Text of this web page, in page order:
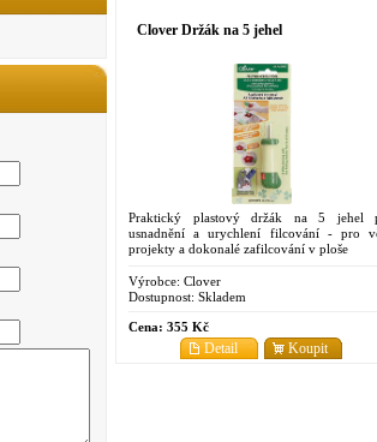
Clover Držák na 5 jehel
Praktický plastový držák na 5 jehel
usnadnění a urychlení filcování - pro
projekty a dokonalé zafilcování v ploše
Výrobce: Clover
Dostupnost: Skladem
Cena: 355 Kč
Koupit
Detail